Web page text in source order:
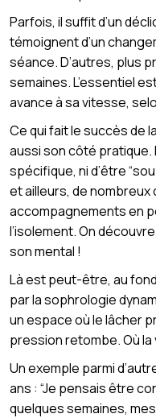
Parfois, il suffit d’un
témoignent d’un
séance. D’autres, plus
semaines. L’essentiel
avance à sa vitesse,
Ce qui fait le succès de
aussi son côté pratique.
spécifique, ni d’être
et ailleurs, de
accompagnements en
l’isolement. On
son mental !
Là est peut-être, au
par la sophrologie
un espace où le lâcher
pression retombe. Où
Un exemple parmi
ans : “Je pensais être
quelques semaines,